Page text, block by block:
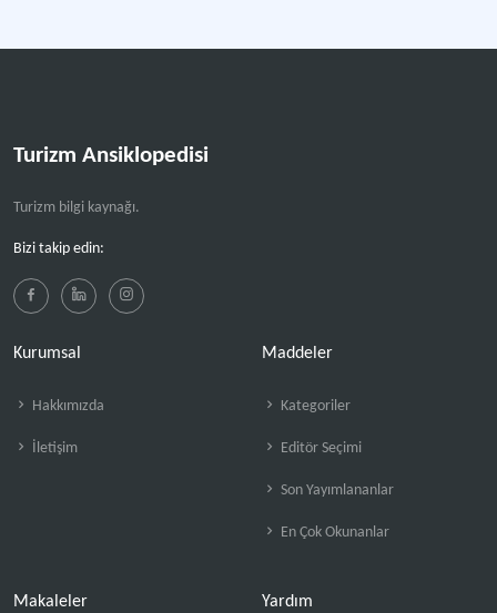
Turizm Ansiklopedisi
Turizm bilgi kaynağı.
Bizi takip edin:
Kurumsal
Hakkımızda
İletişim
Maddeler
Kategoriler
Editör Seçimi
Son Yayımlananlar
En Çok Okunanlar
Makaleler Yardım